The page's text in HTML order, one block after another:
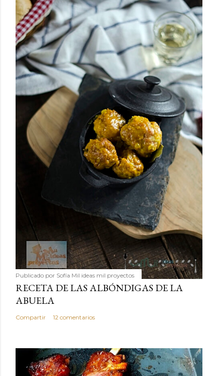
Publicado por Sofía Mil ideas mil proyectos
RECETA DE LAS ALBÓNDIGAS DE LA
ABUELA
Compartir 12 comentarios